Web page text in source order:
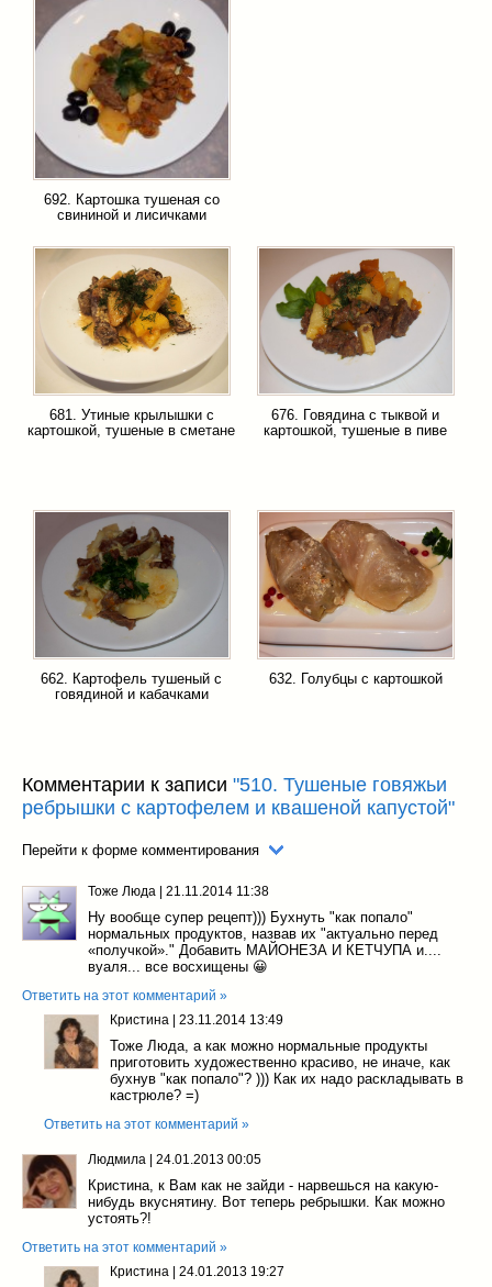
692. Картошка тушеная со
свининой и лисичками
681. Утиные крылышки с
картошкой, тушеные в сметане
676. Говядина с тыквой и
картошкой, тушеные в пиве
662. Картофель тушеный с
говядиной и кабачками
632. Голубцы с картошкой
Комментарии к записи "510. Тушеные говяжьи
ребрышки с картофелем и квашеной капустой"
Перейти к форме комментирования
Тоже Люда | 21.11.2014 11:38
Ну вообще супер рецепт))) Бухнуть "как попало"
нормальных продуктов, назвав их "актуально перед
«получкой»." Добавить МАЙОНЕЗА И КЕТЧУПА и....
вуаля... все восхищены 😀
Ответить на этот комментарий »
Кристина | 23.11.2014 13:49
Тоже Люда, а как можно нормальные продукты
приготовить художественно красиво, не иначе, как
бухнув "как попало"? ))) Как их надо раскладывать в
кастрюле? =)
Ответить на этот комментарий »
Людмила | 24.01.2013 00:05
Кристина, к Вам как не зайди - нарвешься на какую-
нибудь вкуснятину. Вот теперь ребрышки. Как можно
устоять?!
Ответить на этот комментарий »
Кристина | 24.01.2013 19:27